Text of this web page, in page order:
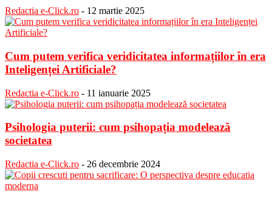
Redactia e-Click.ro - 12 martie 2025
Cum putem verifica veridicitatea informațiilor în era
Inteligenței Artificiale?
Redactia e-Click.ro - 11 ianuarie 2025
Psihologia puterii: cum psihopația modelează
societatea
Redactia e-Click.ro - 26 decembrie 2024